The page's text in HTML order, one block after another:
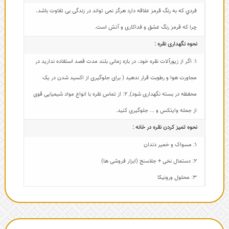
فردي که به رنگ قرمز علاقه دارد هرگز نمی تواند در زندگی بی تفاوت باشد،
چرا كه قرمز رنگ عشق و فداکاری و آتش است.
نحوه نگهداری نقره :
1: اگر از زیورآلات نقره خود، در بازه زمانی بلند مدت قصد استفاده ندارید در
مجاورت هوا و رطوبت قرار ندهید ( برای جلوگیری از اکسید شدن در یک
محفظه در بسته نگهداری شود), 2: از تماس نقره با انواع مواد شیمیایی قوی
از جمله وایتکس و ... جلوگیری کنید.
نحوه تمیز کردن نقره در خانه :
1: مسواک و خمیر دندان
2: دستمال نخی + جلاسنج (ابزار فروشی ها)
3: محلول ورونیکا